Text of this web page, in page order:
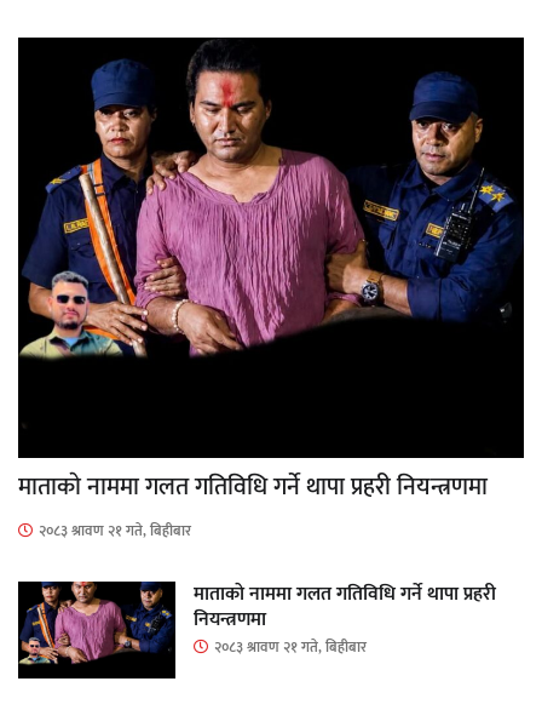
माताकाे नाममा गलत गतिविधि गर्ने थापा प्रहरी नियन्त्रणमा
२०८३ श्रावण २१ गते, बिहीबार
माताकाे नाममा गलत गतिविधि गर्ने थापा प्रहरी
नियन्त्रणमा
२०८३ श्रावण २१ गते, बिहीबार